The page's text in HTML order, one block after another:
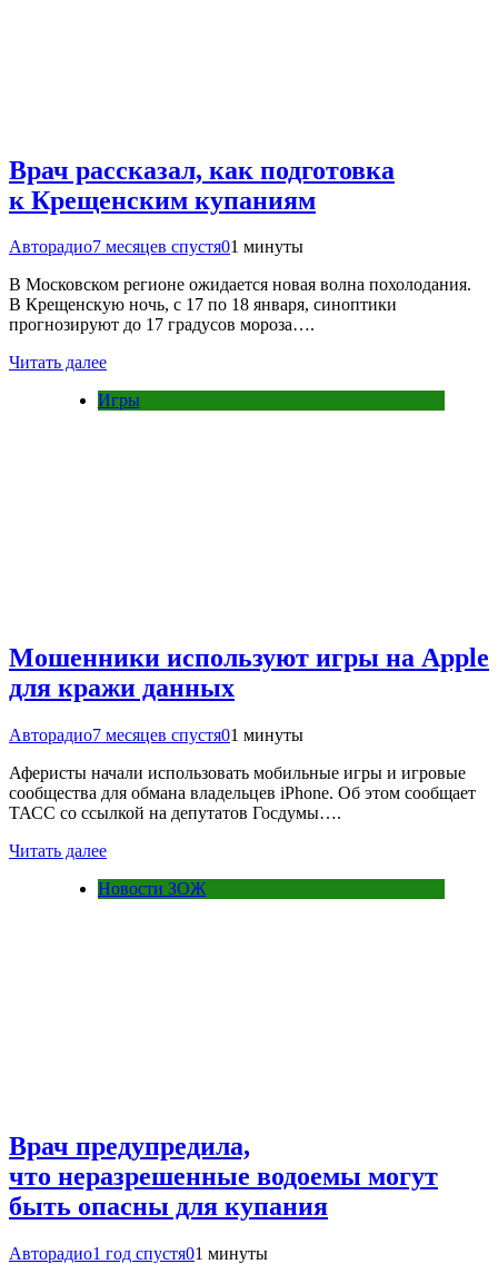
Врач рассказал, как подготовка
к Крещенским купаниям
Авторадио7 месяцев спустя01 минуты
В Московском регионе ожидается новая волна похолодания.
В Крещенскую ночь, с 17 по 18 января, синоптики
прогнозируют до 17 градусов мороза….
Читать далее
Игры
Мошенники используют игры на Apple
для кражи данных
Авторадио7 месяцев спустя01 минуты
Аферисты начали использовать мобильные игры и игровые
сообщества для обмана владельцев iPhone. Об этом сообщает
ТАСС со ссылкой на депутатов Госдумы….
Читать далее
Новости ЗОЖ
Врач предупредила,
что неразрешенные водоемы могут
быть опасны для купания
Авторадио1 год спустя01 минуты